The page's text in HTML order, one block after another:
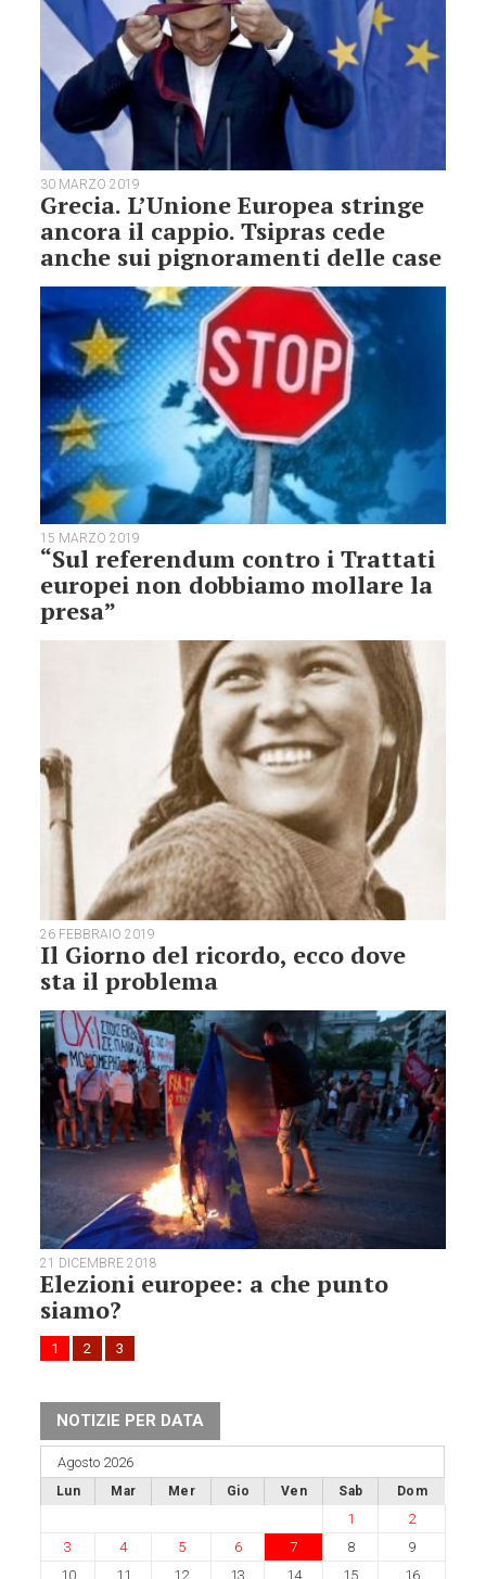
30 MARZO 2019
Grecia. L’Unione Europea stringe
ancora il cappio. Tsipras cede
anche sui pignoramenti delle case
15 MARZO 2019
“Sul referendum contro i Trattati
europei non dobbiamo mollare la
presa”
26 FEBBRAIO 2019
Il Giorno del ricordo, ecco dove
sta il problema
21 DICEMBRE 2018
Elezioni europee: a che punto
siamo?
1 2 3
NOTIZIE PER DATA
Agosto 2026
Lun Mar Mer Gio Ven Sab Dom
1
2
3
4 5 6 7 8
9
10
11 12 13 14 15
16